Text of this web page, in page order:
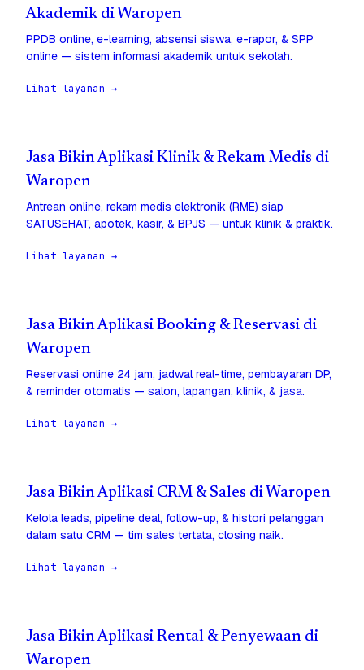
Akademik di Waropen
PPDB online, e-learning, absensi siswa, e-rapor, & SPP
online — sistem informasi akademik untuk sekolah.
Lihat layanan →
Jasa Bikin Aplikasi Klinik & Rekam Medis di
Waropen
Antrean online, rekam medis elektronik (RME) siap
SATUSEHAT, apotek, kasir, & BPJS — untuk klinik & praktik.
Lihat layanan →
Jasa Bikin Aplikasi Booking & Reservasi di
Waropen
Reservasi online 24 jam, jadwal real-time, pembayaran DP,
& reminder otomatis — salon, lapangan, klinik, & jasa.
Lihat layanan →
Jasa Bikin Aplikasi CRM & Sales di Waropen
Kelola leads, pipeline deal, follow-up, & histori pelanggan
dalam satu CRM — tim sales tertata, closing naik.
Lihat layanan →
Jasa Bikin Aplikasi Rental & Penyewaan di
Waropen